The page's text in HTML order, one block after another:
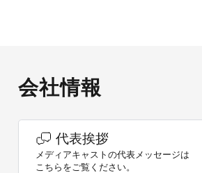
会社情報
代表挨拶
メディアキャストの代表メッセージは
こちらをご覧ください。